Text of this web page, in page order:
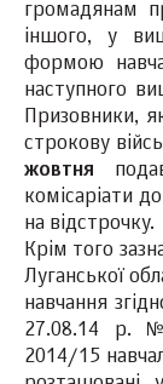
громадянам
іншого, у
формою
наступного
Призовники,
строкову
жовтня
комісаріати
на відстрочку.
Крім того
Луганської
навчання
27.08.14 р. №
2014/15